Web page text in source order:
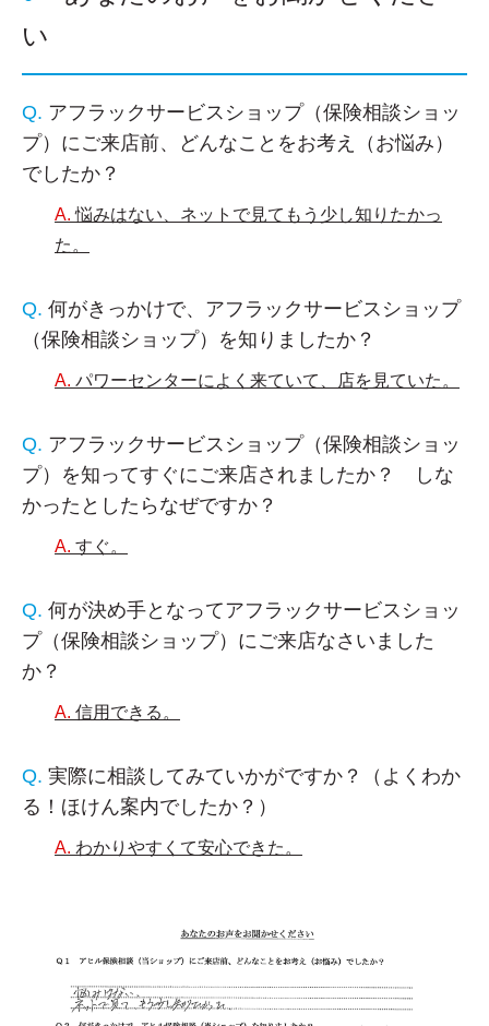
い
アフラックサービスショップ（保険相談ショッ
プ）にご来店前、どんなことをお考え（お悩み）
でしたか？
悩みはない、ネットで見てもう少し知りたかっ
た。
何がきっかけで、アフラックサービスショップ
（保険相談ショップ）を知りましたか？
パワーセンターによく来ていて、店を見ていた。
アフラックサービスショップ（保険相談ショッ
プ）を知ってすぐにご来店されましたか？ しな
かったとしたらなぜですか？
すぐ。
何が決め手となってアフラックサービスショッ
プ（保険相談ショップ）にご来店なさいました
か？
信用できる。
実際に相談してみていかがですか？（よくわか
る！ほけん案内でしたか？）
わかりやすくて安心できた。